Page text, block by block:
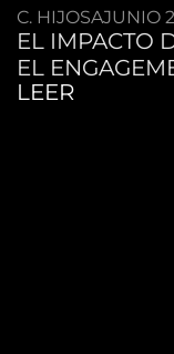
C. HIJOSAJUNIO
EL IMPACTO
EL
LEER